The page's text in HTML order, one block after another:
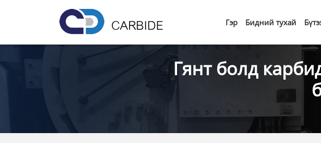
Гэр Бидний тухай
Гянт болд